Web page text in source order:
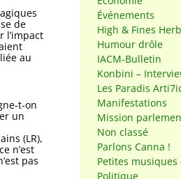
de
l’impact
au
t-on
un
(LR),
n’est
pas
Événements
High & Fines
Humour drôle
IACM-Bulletin
Konbini –
Les Paradis
Manifestations
Mission
Non classé
Parlons Canna !
Petites
Politique